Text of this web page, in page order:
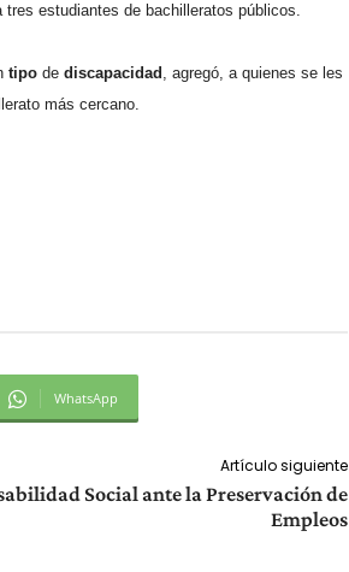
estudiantes de bachilleratos públicos.
tipo de discapacidad , agregó, a quienes se les
más cercano.
WhatsApp
Artículo siguiente
Social ante la Preservación de
Empleos